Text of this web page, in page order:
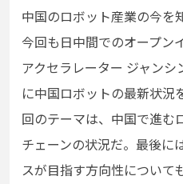
中国のロボット産業の今を
今回も日中間でのオープン
アクセラレーター ジャン
に中国ロボットの最新状況
回のテーマは、中国で進む
チェーンの状況だ。最後に
スが目指す方向性について